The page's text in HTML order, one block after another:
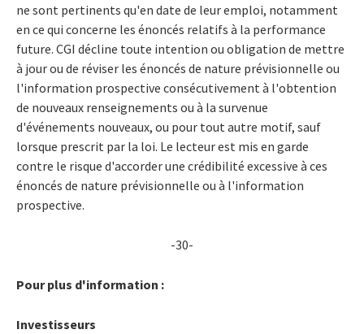
ne sont pertinents qu'en date de leur emploi, notamment
en ce qui concerne les énoncés relatifs à la performance
future. CGI décline toute intention ou obligation de mettre
à jour ou de réviser les énoncés de nature prévisionnelle ou
l'information prospective consécutivement à l'obtention
de nouveaux renseignements ou à la survenue
d'événements nouveaux, ou pour tout autre motif, sauf
lorsque prescrit par la loi. Le lecteur est mis en garde
contre le risque d'accorder une crédibilité excessive à ces
énoncés de nature prévisionnelle ou à l'information
prospective.
-30-
Pour plus d'information :
Investisseurs